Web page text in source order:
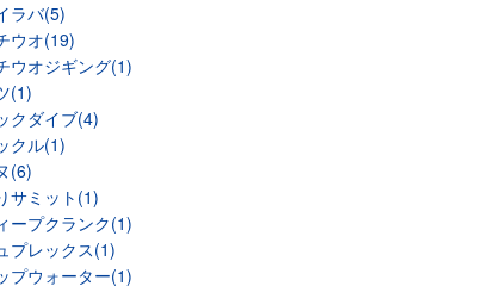
ラバ(5)
ウオ(19)
ウオジギング(1)
(1)
クダイブ(4)
クル(1)
(6)
サミット(1)
ープクランク(1)
プレックス(1)
プウォーター(1)